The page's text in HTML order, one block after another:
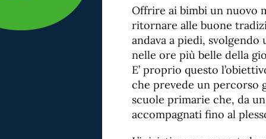
Offrire ai bimbi un nuovo
ritornare alle buone
andava a piedi,
nelle ore più belle della
E’ proprio questo
che prevede un percorso
scuole primarie che, da
accompagnati fino al